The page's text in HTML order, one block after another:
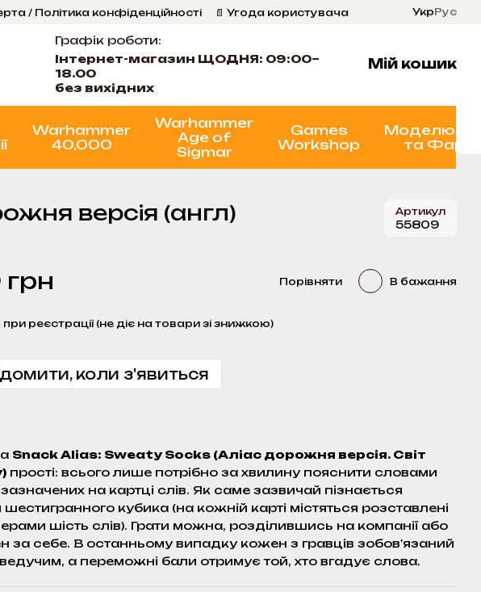
/ Політика конфіденційності
📄 Угода користувача
УкрРус
Графік роботи:
Інтернет-магазин ЩОДНЯ: 09:00–
18.00
без вихідних
Мій кошик
Warhammer
40,000
Warhammer
Age of
Sigmar
Games
Workshop
та
версія (англ) Артикул
55809
Порівняти В бажання
реєстрації (не діє на товари зі знижкою)
коли з'явиться
Snack Alias: Sweaty Socks (Аліас дорожня версія. Світ
прості: всього лише потрібно за хвилину пояснити словами
зазначених на картці слів. Як саме зазвичай пізнається
кубика (на кожній карті містяться розставлені
шість слів). Грати можна, розділившись на компанії або
за себе. В останньому випадку кожен з гравців зобов'язаний
а переможні бали отримує той, хто вгадує слова.